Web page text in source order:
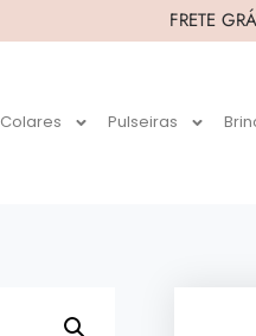
FRETE
Colares Pulseiras